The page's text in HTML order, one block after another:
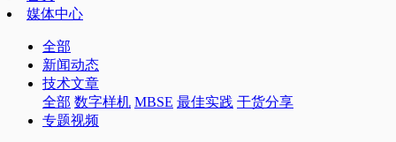
媒体中心
全部
新闻动态
技术文章
全部 数字样机 MBSE 最佳实践 干货分享
专题视频